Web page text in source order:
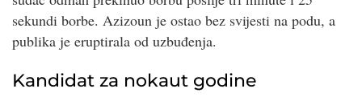
sekundi borbe. Azizoun je ostao bez svijesti na podu, a
publika je eruptirala od uzbuđenja.
Kandidat za nokaut godine